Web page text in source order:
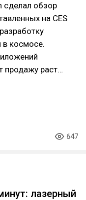
сделал обзор
на CES
в космосе.
продажу раст…
647
лазерный